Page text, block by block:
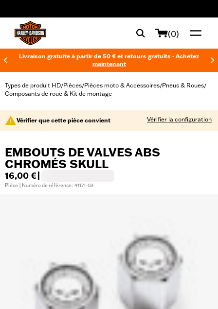
(0)
Livraison gratuite à partir de 50 € et retours gratuits - Achetez
maintenant
Types de produit HD/Pièces/Pièces moto & Accessoires/Pneus & Roues/
Composants de roue & Kit de montage
Vérifier que cette pièce convient Vérifier la configuration
EMBOUTS DE VALVES ABS
CHROMÉS SKULL
16,00 €
Pièce | Numéro de référence : 41171-03